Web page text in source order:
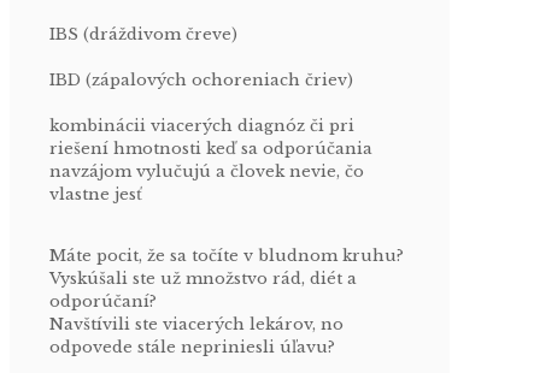
IBS (dráždivom čreve)
IBD (zápalových ochoreniach čriev)
kombinácii viacerých diagnóz či pri
riešení hmotnosti keď sa odporúčania
navzájom vylučujú a človek nevie, čo
vlastne jesť
Máte pocit, že sa točíte v bludnom kruhu?
Vyskúšali ste už množstvo rád, diét a
odporúčaní?
Navštívili ste viacerých lekárov, no
odpovede stále nepriniesli úľavu?